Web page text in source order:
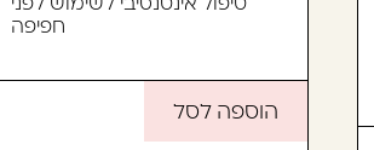
חפיפה
הוספה לסל